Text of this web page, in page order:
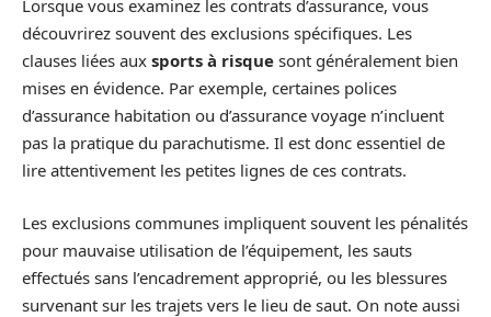
Lorsque vous examinez les contrats d’assurance, vous
découvrirez souvent des exclusions spécifiques. Les
clauses liées aux sports à risque sont généralement bien
mises en évidence. Par exemple, certaines polices
d’assurance habitation ou d’assurance voyage n’incluent
pas la pratique du parachutisme. Il est donc essentiel de
lire attentivement les petites lignes de ces contrats.
Les exclusions communes impliquent souvent les pénalités
pour mauvaise utilisation de l’équipement, les sauts
effectués sans l’encadrement approprié, ou les blessures
survenant sur les trajets vers le lieu de saut. On note aussi